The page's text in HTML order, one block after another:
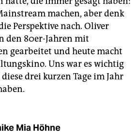
machen, aber denk
Perspektive nach. Oliver
den 80er-Jahren mit
gearbeitet und heute macht
Uns war es wichtig
drei kurzen Tage im Jahr
Mia Höhne